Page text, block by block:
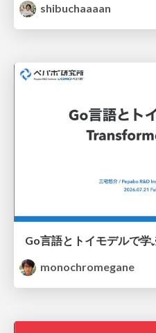
shibuchaaaan
monochromegane